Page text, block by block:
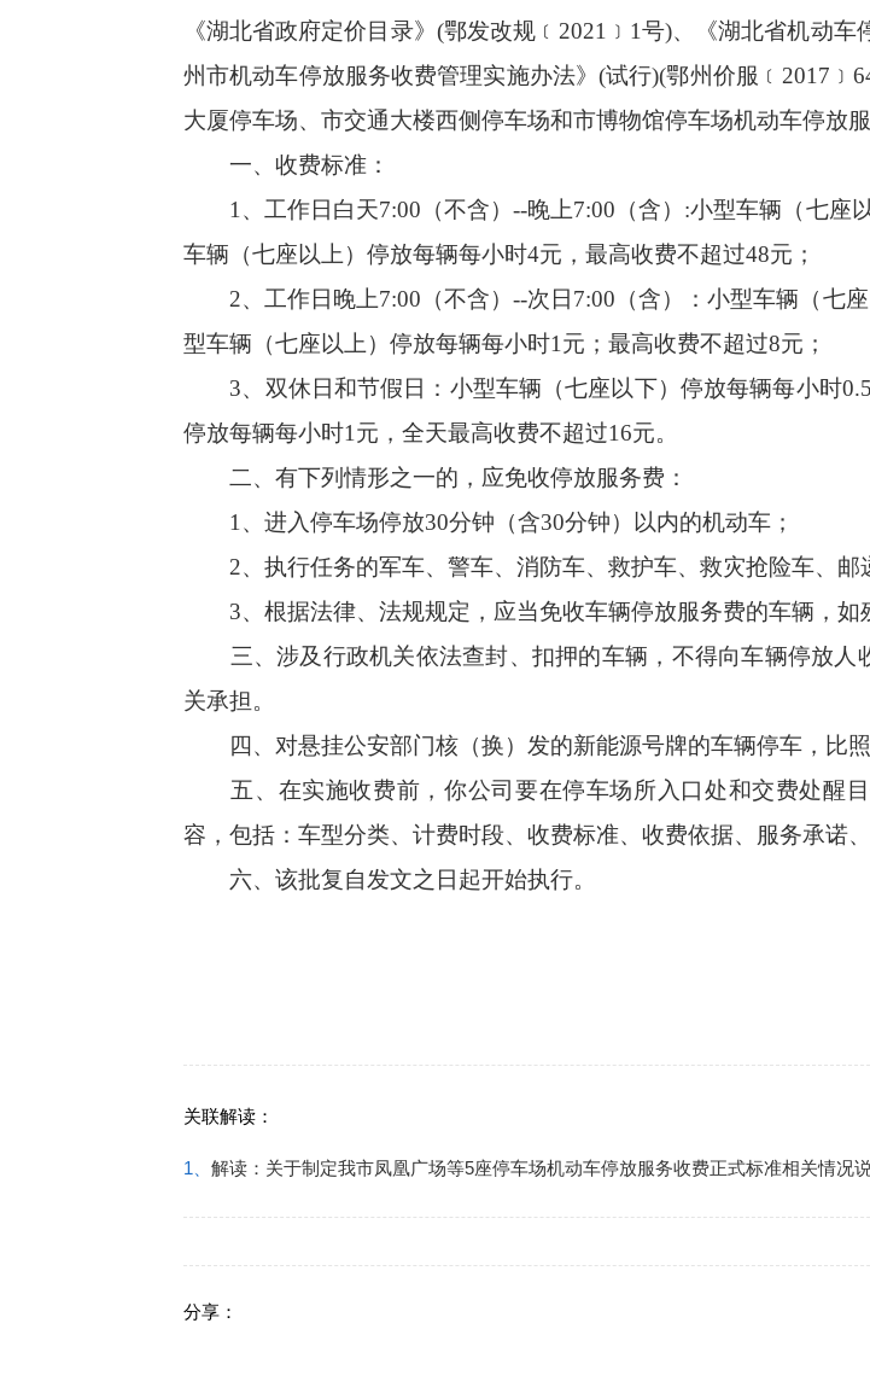
《湖北省政府定价目录》(鄂发改规﹝2021﹞1号)、《湖北省机动
州市机动车停放服务收费管理实施办法》(试行)(鄂州价服
大厦停车场、市交通大楼西侧停车场和市博物馆停车场机动车停放
一、收费标准：
1、工作日白天7:00（不含）--晚上7:00（含）:小型车辆（七座
车辆（七座以上）停放每辆每小时4元，最高收费不超过48元；
2、工作日晚上7:00（不含）--次日7:00（含）：小型车辆（七
型车辆（七座以上）停放每辆每小时1元；最高收费不超过8元；
3、双休日和节假日：小型车辆（七座以下）停放每辆每小时0.5
停放每辆每小时1元，全天最高收费不超过16元。
二、有下列情形之一的，应免收停放服务费：
1、进入停车场停放30分钟（含30分钟）以内的机动车；
2、执行任务的军车、警车、消防车、救护车、救灾抢险车、邮
3、根据法律、法规规定，应当免收车辆停放服务费的车辆，如
三、涉及行政机关依法查封、扣押的车辆，不得向车辆停放人
关承担。
四、对悬挂公安部门核（换）发的新能源号牌的车辆停车，比照
五、在实施收费前，你公司要在停车场所入口处和交费处醒
容，包括：车型分类、计费时段、收费标准、收费依据、服务承诺
六、该批复自发文之日起开始执行。
关联解读：
1、 解读：关于制定我市凤凰广场等5座停车场机动车停放服务收费正式标准相关情况
分享：